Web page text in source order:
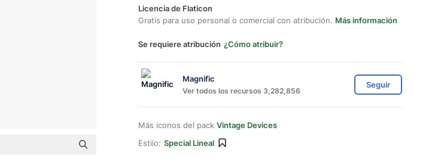
Licencia de Flaticon
Gratis para uso personal o comercial con atribución. Más información
Se requiere atribución ¿Cómo atribuir?
Magnific
Ver todos los recursos 3,282,856
Seguir
Más iconos del pack Vintage Devices
Estilo: Special Lineal